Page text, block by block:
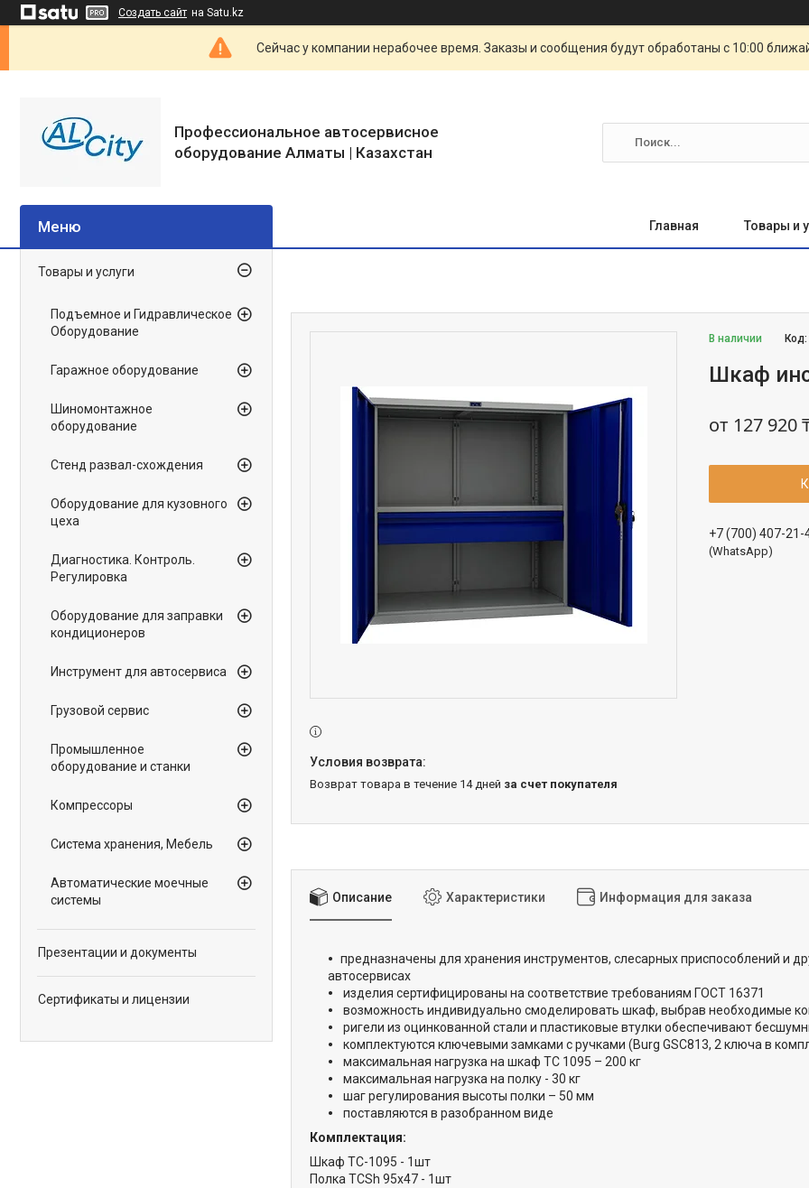
Создать сайт на Satu.kz
Сейчас у компании нерабочее время. Заказы и сообщения будут обработаны с 10:00
Профессиональное автосервисное
оборудование Алматы | Казахстан
Главная Товары и
В наличии
Шкаф
от 127 920
+7 (700) 407-21-
(WhatsApp)
возврат товара в течение 14 дней за счет покупателя
Описание Характеристики Информация для заказа
предназначены для хранения инструментов, слесарных приспособлений и
автосервисах
изделия сертифицированы на соответствие требованиям ГОСТ 16371
возможность индивидуально смоделировать шкаф, выбрав необходимые
ригели из оцинкованной стали и пластиковые втулки обеспечивают
комплектуются ключевыми замками с ручками (Burg GSC813, 2 ключа в
максимальная нагрузка на шкаф ТС 1095 – 200 кг
максимальная нагрузка на полку - 30 кг
шаг регулирования высоты полки – 50 мм
поставляются в разобранном виде
Комплектация:
Шкаф TC-1095 - 1шт
Полка TCSh 95х47 - 1шт
Товары и услуги
Подъемное и Гидравлическое
Оборудование
Гаражное оборудование
Шиномонтажное
оборудование
Стенд развал-схождения
Оборудование для кузовного
цеха
Диагностика. Контроль.
Регулировка
Оборудование для заправки
кондиционеров
Инструмент для автосервиса
Грузовой сервис
Промышленное
оборудование и станки
Компрессоры
Система хранения, Мебель
Автоматические моечные
системы
Презентации и документы
Сертификаты и лицензии